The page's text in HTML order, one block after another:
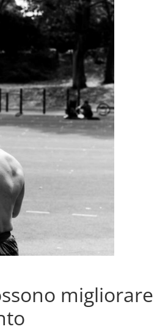
migliorare